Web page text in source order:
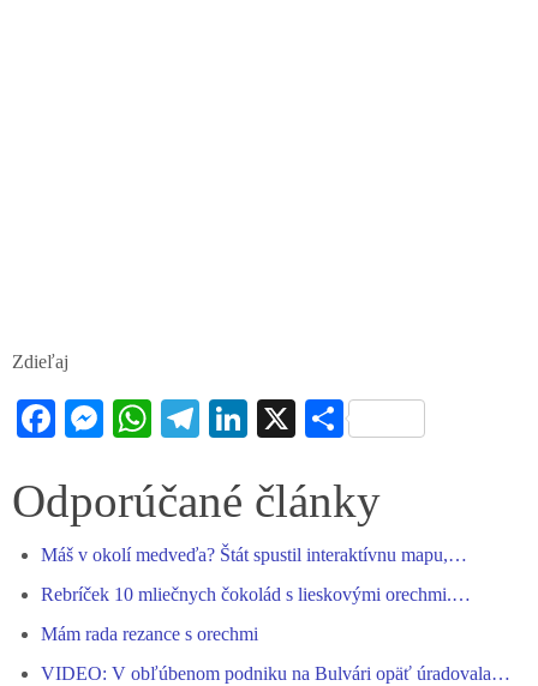
Zdieľaj
Fa
bo
ok
M
se
er
W
ts
pp
Te
gr
m
Li
ed
X S
re
Odporúčané články
Máš v okolí medveďa? Štát spustil interaktívnu mapu,…
Rebríček 10 mliečnych čokolád s lieskovými orechmi.…
Mám rada rezance s orechmi
VIDEO: V obľúbenom podniku na Bulvári opäť úradovala…